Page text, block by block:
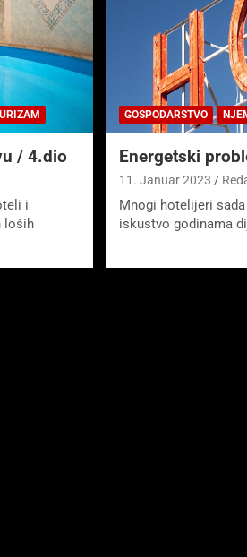
/ 4.dio
i
loših
GOSPODARSTVO
Energetski
11. Januar 2023
Mnogi hotelijeri
iskustvo godinama